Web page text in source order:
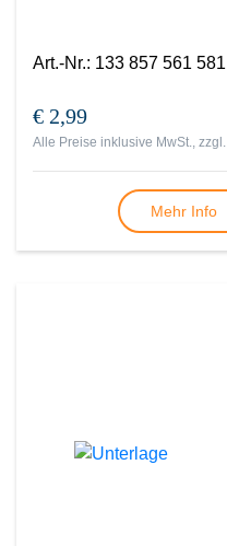
Art.-Nr.: 133 857 561 581
€ 2,99
Alle Preise inklusive MwSt., zzgl.
Mehr Info